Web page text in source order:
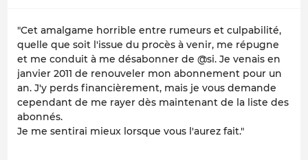
"Cet amalgame horrible entre rumeurs et culpabilité,
quelle que soit l'issue du procès à venir, me répugne
et me conduit à me désabonner de @si. Je venais en
janvier 2011 de renouveler mon abonnement pour un
an. J'y perds financièrement, mais je vous demande
cependant de me rayer dès maintenant de la liste des
abonnés.
Je me sentirai mieux lorsque vous l'aurez fait."